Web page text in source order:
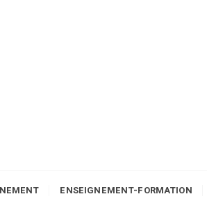
ENSEIGNEMENT-FORMATION